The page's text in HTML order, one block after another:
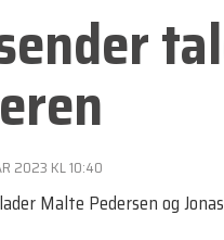
2023 KL 10:40
Malte Pedersen og